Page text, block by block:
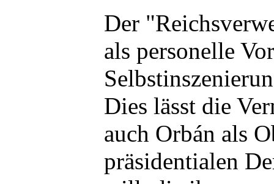
Der
als personelle
Dies lässt die
auch Orbán als
präsidentialen